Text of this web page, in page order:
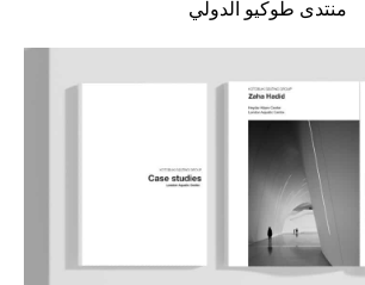
منتدى طوكيو الدولي